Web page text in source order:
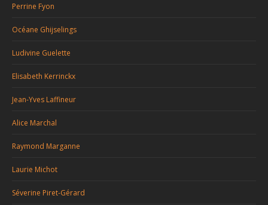
Perrine Fyon
Océane Ghijselings
Ludivine Guelette
Elisabeth Kerrinckx
Jean-Yves Laffineur
Alice Marchal
Raymond Marganne
Laurie Michot
Séverine Piret-Gérard